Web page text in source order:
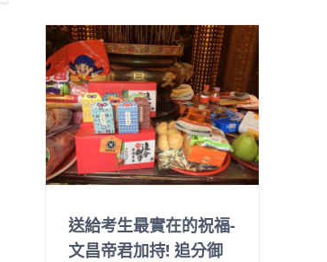
送給考生最實在的祝福-
文昌帝君加持! 追分御